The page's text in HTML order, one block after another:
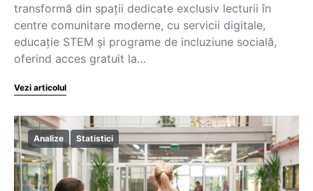
transformă din spații dedicate exclusiv lecturii în
centre comunitare moderne, cu servicii digitale,
educație STEM și programe de incluziune socială,
oferind acces gratuit la…
Vezi articolul
Analize Statistici